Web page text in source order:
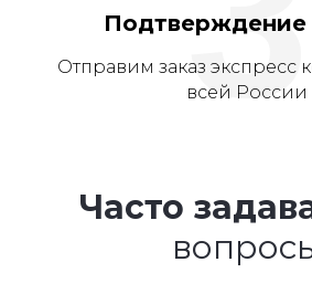
Подтверждение
Отправим заказ экспресс
всей России
Часто